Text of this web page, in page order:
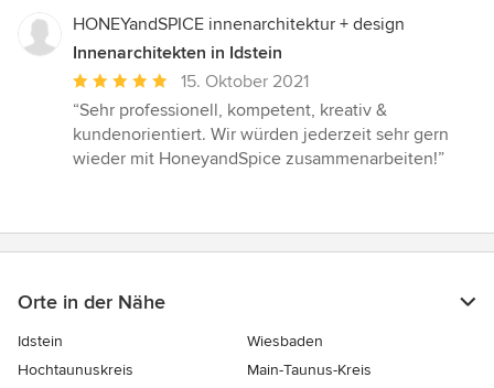
HONEYandSPICE innenarchitektur + design
Innenarchitekten in Idstein
Durchschnittliche
Bewertung:
5
von
15. Oktober 2021
“Sehr professionell, kompetent, kreativ &
kundenorientiert. Wir würden jederzeit sehr gern
wieder mit HoneyandSpice zusammenarbeiten!”
Orte in der Nähe
Idstein
Wiesbaden
Hochtaunuskreis
Main-Taunus-Kreis